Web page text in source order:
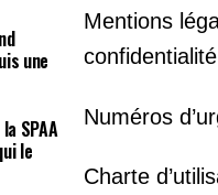
une
SPAA
le
Mentions
confidentialité |
Numéros
Charte